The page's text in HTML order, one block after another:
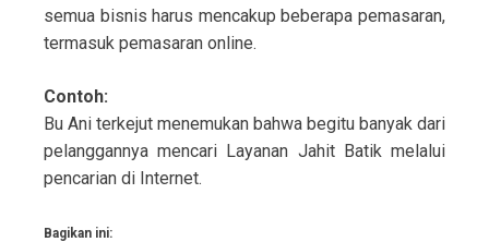
semua bisnis harus mencakup beberapa pemasaran,
termasuk pemasaran online.
Contoh:
Bu Ani terkejut menemukan bahwa begitu banyak dari
pelanggannya mencari Layanan Jahit Batik melalui
pencarian di Internet.
Bagikan ini: